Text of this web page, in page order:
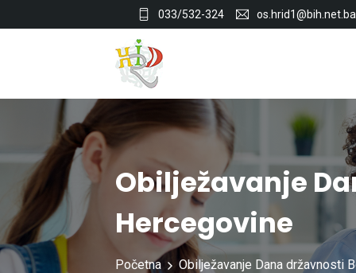
033/532-324 os.hrid1@bih.net.ba
Obilježavanje
Hercegovine
Početna Obilježavanje Dana državnosti